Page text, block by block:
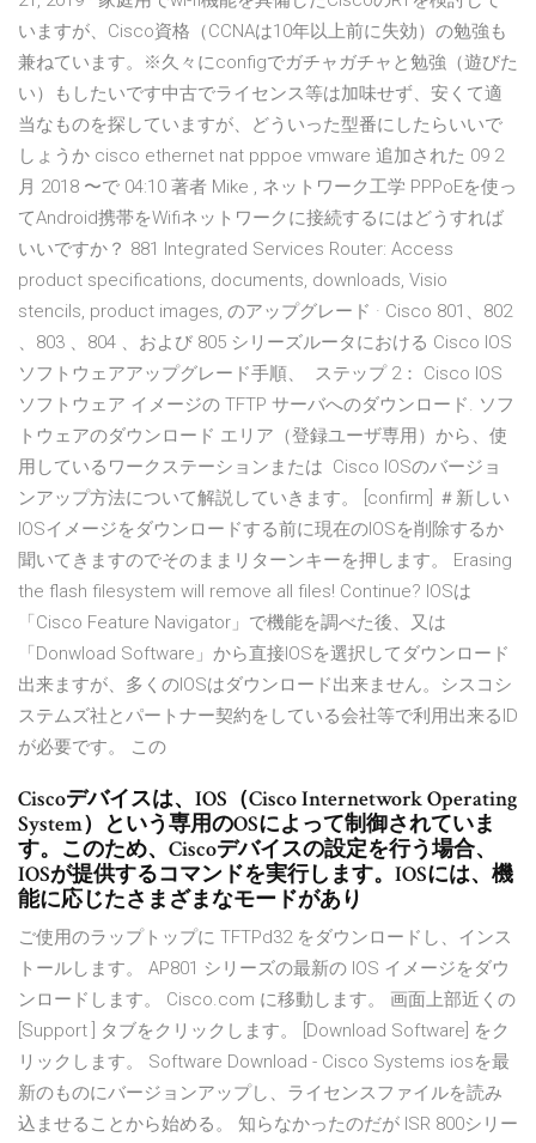
いますが、Cisco資格（CCNAは10年以上前に失効）の勉強も
兼ねています。※久々にconfigでガチャガチャと勉強（遊びた
い）もしたいです中古でライセンス等は加味せず、安くて適
当なものを探していますが、どういった型番にしたらいいで
しょうか cisco ethernet nat pppoe vmware 追加された 09 2
月 2018 〜で 04:10 著者 Mike , ネットワーク工学 PPPoEを使っ
てAndroid携帯をWifiネットワークに接続するにはどうすれば
いいですか？ 881 Integrated Services Router: Access
product specifications, documents, downloads, Visio
stencils, product images, のアップグレード · Cisco 801、802
、803 、804 、および 805 シリーズルータにおける Cisco IOS
ソフトウェアアップグレード手順、 ステップ 2： Cisco IOS
ソフトウェア イメージの TFTP サーバへのダウンロード. ソフ
トウェアのダウンロード エリア（登録ユーザ専用）から、使
用しているワークステーションまたは Cisco IOSのバージョ
ンアップ方法について解説していきます。 [confirm] ＃新しい
IOSイメージをダウンロードする前に現在のIOSを削除するか
聞いてきますのでそのままリターンキーを押します。 Erasing
the flash filesystem will remove all files! Continue? IOSは
「Cisco Feature Navigator」で機能を調べた後、又は
「Donwload Software」から直接IOSを選択してダウンロード
出来ますが、多くのIOSはダウンロード出来ません。シスコシ
ステムズ社とパートナー契約をしている会社等で利用出来るID
が必要です。 この
Ciscoデバイスは、IOS（Cisco Internetwork Operating
System）という専用のOSによって制御されていま
す。このため、Ciscoデバイスの設定を行う場合、
IOSが提供するコマンドを実行します。IOSには、機
能に応じたさまざまなモードがあり
ご使用のラップトップに TFTPd32 をダウンロードし、インス
トールします。 AP801 シリーズの最新の IOS イメージをダウ
ンロードします。 Cisco.com に移動します。 画面上部近くの
[Support ] タブをクリックします。 [Download Software] をク
リックします。 Software Download - Cisco Systems iosを最
新のものにバージョンアップし、ライセンスファイルを読み
込ませることから始める。 知らなかったのだが ISR 800シリー